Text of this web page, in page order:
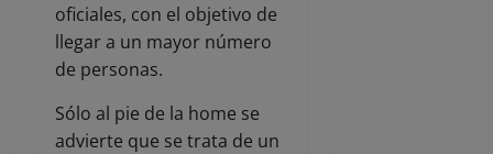
oficiales, con el objetivo de
llegar a un mayor número
de personas.
Sólo al pie de la home se
advierte que se trata de un